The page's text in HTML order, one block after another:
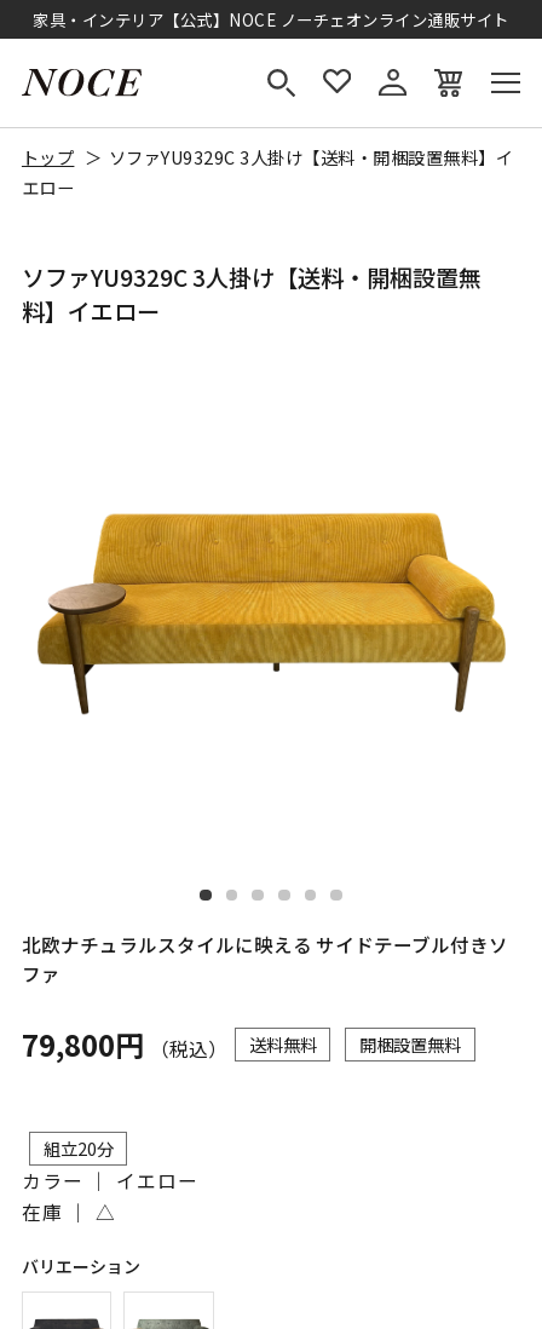
家具・インテリア【公式】NOCE ノーチェオンライン通販サイト
トップ
ソファYU9329C 3人掛け【送料・開梱設置無料】イ
エロー
ソファYU9329C 3人掛け【送料・開梱設置無
料】イエロー
北欧ナチュラルスタイルに映える サイドテーブル付きソ
ファ
79,800円 （税込） 送料無料 開梱設置無料
組立20分
カラー ｜ イエロー
在庫 ｜ △
バリエーション